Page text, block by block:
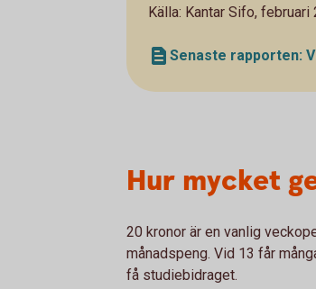
Källa: Kantar Sifo, februari
Senaste rapporten:
Hur mycket
20 kronor är en vanlig
månadspeng. Vid 13 får
få studiebidraget.